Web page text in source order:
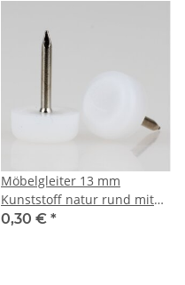
Möbelgleiter 13 mm
Kunststoff natur rund mit
Nagel – Bodenschoner
0,30 € *